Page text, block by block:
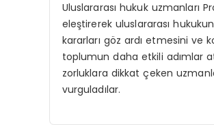
Uluslararası hukuk uzmanları
eleştirerek uluslararası
kararları göz ardı etmesini ve
toplumun daha etkili adımlar
zorluklara dikkat çeken
vurguladılar.